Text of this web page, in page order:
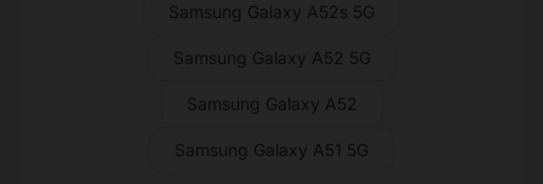
Samsung Galaxy A52s 5G
Samsung Galaxy A52 5G
Samsung Galaxy A52
Samsung Galaxy A51 5G